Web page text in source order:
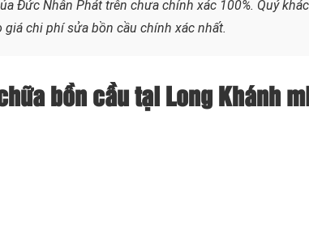
Đức Nhân Phát trên chưa chính xác 100%. Quý
chi phí sửa bồn cầu chính xác nhất.
bồn cầu tại Long Khánh